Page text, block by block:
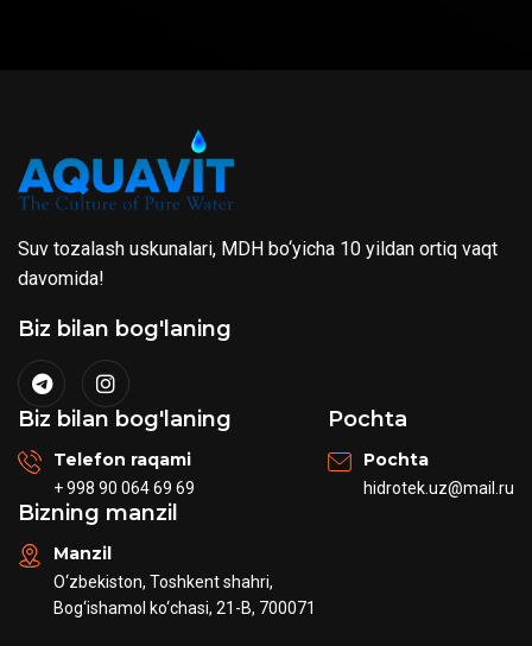
Suv tozalash uskunalari, MDH bo‘yicha 10 yildan ortiq vaqt
davomida!
Biz bilan bog'laning
Biz bilan bog'laning
Telefon raqami
+ 998 90 064 69 69
Pochta
Pochta
hidrotek.uz@mail.ru
Bizning manzil
Manzil
O‘zbekiston, Toshkent shahri,
Bog‘ishamol ko‘chasi, 21-B, 700071